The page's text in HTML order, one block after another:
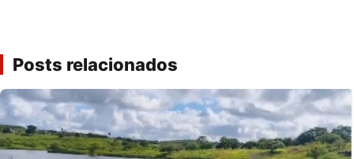
Posts relacionados